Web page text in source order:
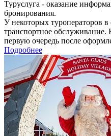
Туруслуга - оказание
бронирования.
У некоторых туроператоров в
транспортное обслуживание.
первую очередь после
Подробнее